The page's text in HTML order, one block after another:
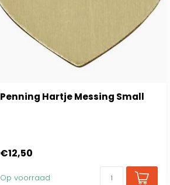
Penning Hartje Messing Small
€12,50
Op voorraad